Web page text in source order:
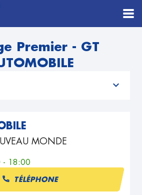
Premier - GT
MONDE
- 18:00
TÉLÉPHONE